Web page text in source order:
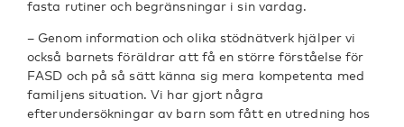
fasta rutiner och begränsningar i sin vardag.
– Genom information och olika stödnätverk hjälper vi
också barnets föräldrar att få en större förståelse för
FASD och på så sätt känna sig mera kompetenta med
familjens situation. Vi har gjort några
efterundersökningar av barn som fått en utredning hos